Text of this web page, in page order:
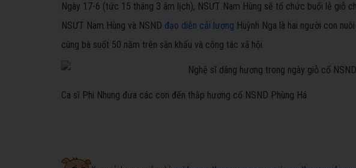
Ngày 17-6 (tức 15 tháng 3 âm lịch), NSƯT Nam Hùng sẽ tổ chức buổi lễ giỗ
NSƯT Nam Hùng và NSND đạo diễn cải lương Huỳnh Nga là hai người con
cùng bà suốt 50 năm trên sân khấu và công tác xã hội.
Ca sĩ Phi Nhung đưa các con đến thắp hương cố NSND Phùng Há